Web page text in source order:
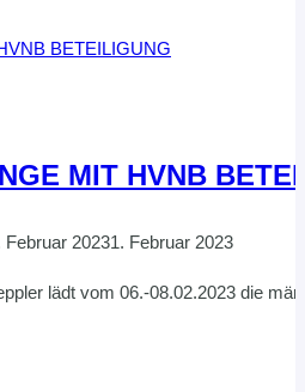
MIT HVNB
Februar 20231. Februar 2023
lädt vom 06.-08.02.2023 die